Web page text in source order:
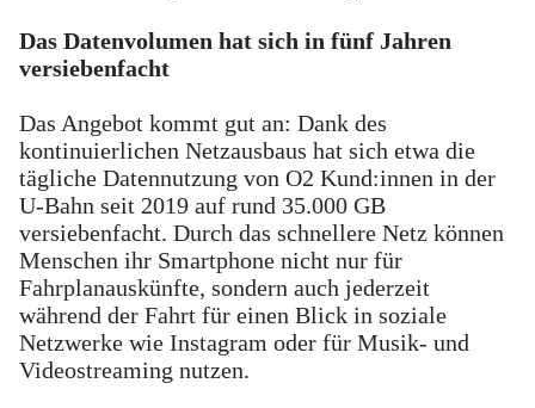
Das Datenvolumen hat sich in fünf Jahren
versiebenfacht
Das Angebot kommt gut an: Dank des
kontinuierlichen Netzausbaus hat sich etwa die
tägliche Datennutzung von O2 Kund:innen in der
U-Bahn seit 2019 auf rund 35.000 GB
versiebenfacht. Durch das schnellere Netz können
Menschen ihr Smartphone nicht nur für
Fahrplanauskünfte, sondern auch jederzeit
während der Fahrt für einen Blick in soziale
Netzwerke wie Instagram oder für Musik- und
Videostreaming nutzen.